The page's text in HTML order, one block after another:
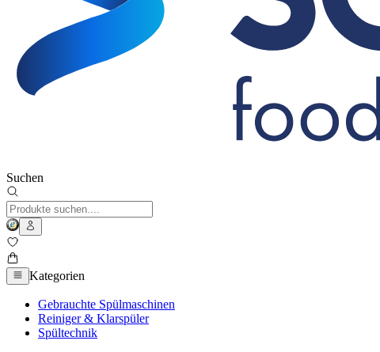
Suchen
Kategorien
Gebrauchte Spülmaschinen
Reiniger & Klarspüler
Spültechnik